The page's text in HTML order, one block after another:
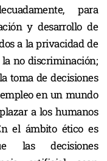
para
y desarrollo de
a la privacidad de
no discriminación;
toma de decisiones
en un mundo
a los humanos
el ámbito ético es
las decisiones